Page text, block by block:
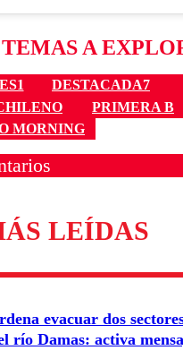
A
DESTACADA7
PRIMERA B
MORNING
son moderados para
diálogo respetuoso.
LEÍDAS
evacuar dos
río Damas: activa